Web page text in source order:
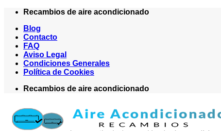
Saltar
contenido
Recambios de aire acondicionado
Blog
Contacto
FAQ
Aviso Legal
Condiciones Generales
Política de Cookies
Recambios de aire acondicionado